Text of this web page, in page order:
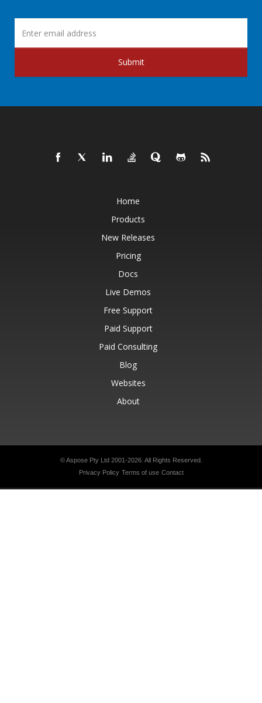
Submit
Home
Products
New Releases
Pricing
Docs
Live Demos
Free Support
Paid Support
Paid Consulting
Blog
Websites
About
© Aspose Pty Ltd 2001-2026. All Rights Reserved.
Privacy Policy Terms of use Contact